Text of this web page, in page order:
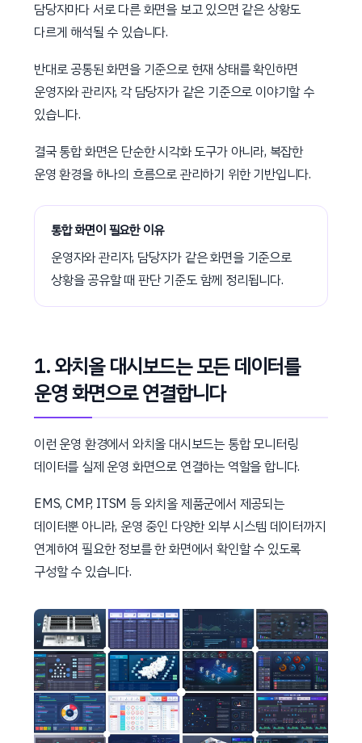
담당자마다 서로 다른 화면을 보고 있으면 같은 상황도
다르게 해석될 수 있습니다.
반대로 공통된 화면을 기준으로 현재 상태를 확인하면
운영자와 관리자, 각 담당자가 같은 기준으로 이야기할 수
있습니다.
결국 통합 화면은 단순한 시각화 도구가 아니라, 복잡한
운영 환경을 하나의 흐름으로 관리하기 위한 기반입니다.
통합 화면이 필요한 이유
운영자와 관리자, 담당자가 같은 화면을 기준으로
상황을 공유할 때 판단 기준도 함께 정리됩니다.
1. 와치올 대시보드는 모든 데이터를
운영 화면으로 연결합니다
이런 운영 환경에서 와치올 대시보드는 통합 모니터링
데이터를 실제 운영 화면으로 연결하는 역할을 합니다.
EMS, CMP, ITSM 등 와치올 제품군에서 제공되는
데이터뿐 아니라, 운영 중인 다양한 외부 시스템 데이터까지
연계하여 필요한 정보를 한 화면에서 확인할 수 있도록
구성할 수 있습니다.